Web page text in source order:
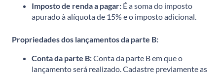
Imposto de renda a pagar: É a soma do imposto
apurado à alíquota de 15% e o imposto adicional.
Propriedades dos lançamentos da parte B:
Conta da parte B:Conta da parte B em que o
lançamento será realizado. Cadastre previamente as